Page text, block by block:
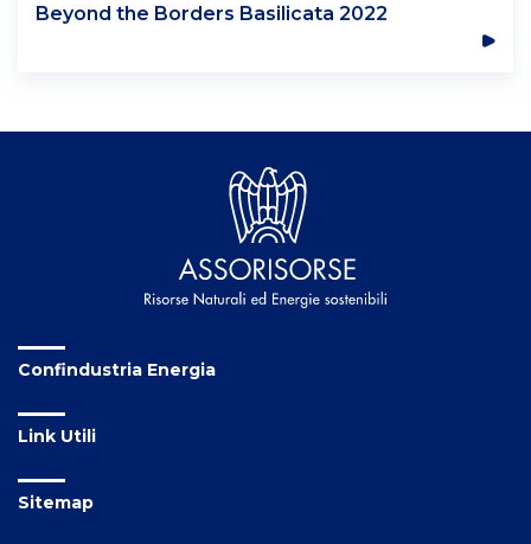
Beyond the Borders Basilicata 2022
Confindustria Energia
Link Utili
Sitemap